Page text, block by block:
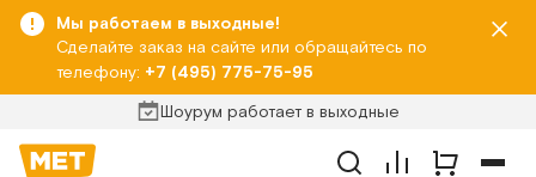
Мы работаем в выходные!
Сделайте заказ на сайте или обращайтесь по
телефону: +7 (495) 775-75-95
Шоурум работает в выходные